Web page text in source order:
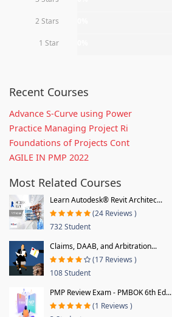
2 Stars
1 Star
Recent Courses
Advance S-Curve using Power
Practice Managing Project Ri
Foundations of Projects Cont
AGILE IN PMP 2022
Most Related Courses
Learn Autodesk® Revit Architec...
(24 Reviews )
732 Student
Claims, DAAB, and Arbitration...
(17 Reviews )
108 Student
PMP Review Exam - PMBOK 6th Ed...
(1 Reviews )